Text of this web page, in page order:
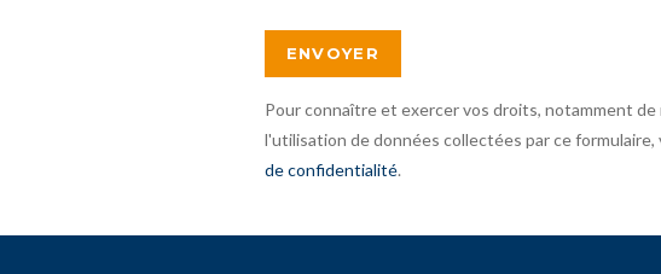
Pour connaître et exercer vos droits, notamment
l'utilisation de données collectées par ce
de confidentialité.